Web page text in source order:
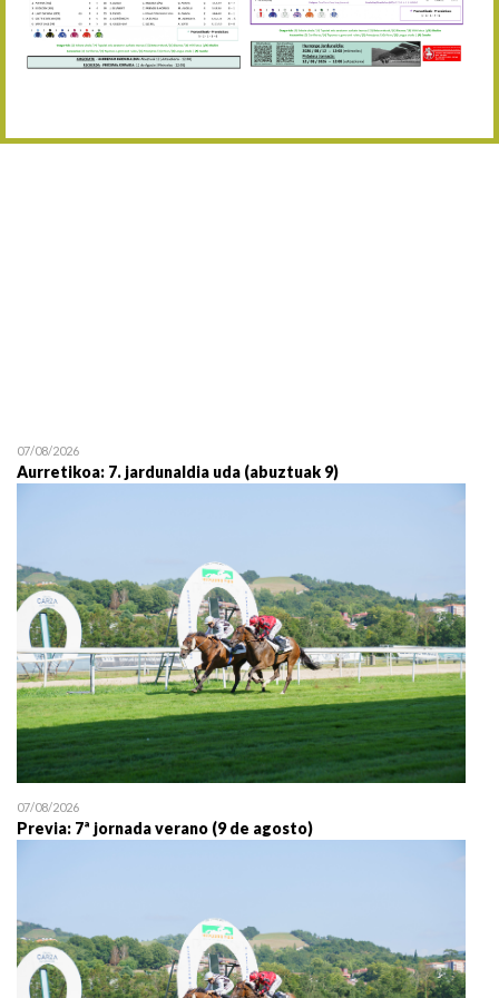
Abuztaren 12a / 12 de
15/08 17:05 Abuztuaren 15a / 15 de
30/08 17:30 Abuztuaren 30a / 30 de
19/07 11:30 Uztailaren 19a / 19 de
07/08/2026
Aurretikoa: 7. jardunaldia uda (abuztuak 9)
07/08/2026
Previa: 7ª jornada verano (9 de agosto)